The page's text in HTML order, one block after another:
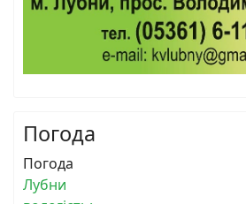
Погода
Погода
Лубни